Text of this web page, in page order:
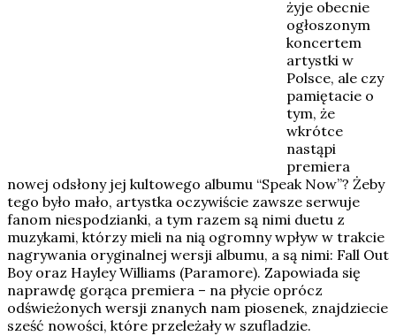
żyje obecnie
ogłoszonym
koncertem
artystki w
Polsce, ale czy
pamiętacie o
tym, że
wkrótce
nastąpi
premiera
nowej odsłony jej kultowego albumu “Speak Now”? Żeby
tego było mało, artystka oczywiście zawsze serwuje
fanom niespodzianki, a tym razem są nimi duetu z
muzykami, którzy mieli na nią ogromny wpływ w trakcie
nagrywania oryginalnej wersji albumu, a są nimi: Fall Out
Boy oraz Hayley Williams (Paramore). Zapowiada się
naprawdę gorąca premiera – na płycie oprócz
odświeżonych wersji znanych nam piosenek, znajdziecie
sześć nowości, które przeleżały w szufladzie.